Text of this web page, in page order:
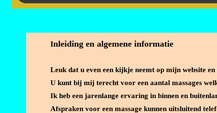
Inleiding en algemene informatie
Leuk dat u even een kijkje neemt op mijn website
U kunt bij mij terecht voor een aantal massages
Ik heb een jarenlange ervaring in binnen en
Afspraken voor een massage kunnen uitsluitend